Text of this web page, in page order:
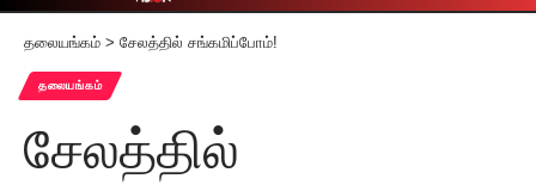
தலையங்கம் > சேலத்தில் சங்கமிப்போம்!
தலையங்கம்
சேலத்தில்